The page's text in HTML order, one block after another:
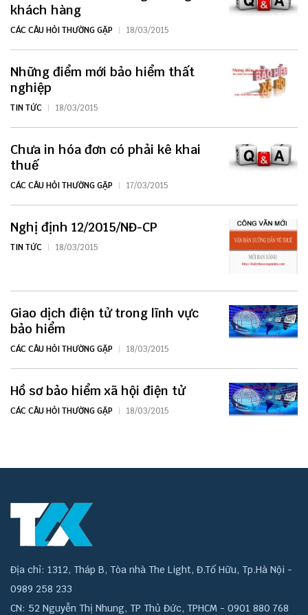
khách hàng
CÁC CÂU HỎI THƯỜNG GẶP 18/03/2015
Những điểm mới bảo hiểm thất
nghiệp
TIN TỨC 18/03/2015
Chưa in hóa đơn có phải kê khai
thuế
CÁC CÂU HỎI THƯỜNG GẶP 17/03/2015
Nghị định 12/2015/NĐ-CP
TIN TỨC 18/03/2015
Giao dịch điện tử trong lĩnh vực
bảo hiểm
CÁC CÂU HỎI THƯỜNG GẶP 18/03/2015
Hồ sơ bảo hiểm xã hội điện tử
CÁC CÂU HỎI THƯỜNG GẶP 18/03/2015
Địa chỉ: 1312, Tháp B, Tòa nhà The Light, Đ.Tố Hữu, Tp.Hà Nội -
0989 258 233
CN: 52 Nguyễn Thị Nhung, TP Thủ Đức, TPHCM - 0901 880 768